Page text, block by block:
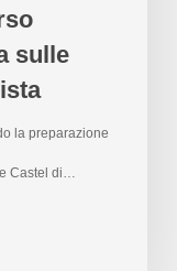
sulle
la preparazione
Castel di…